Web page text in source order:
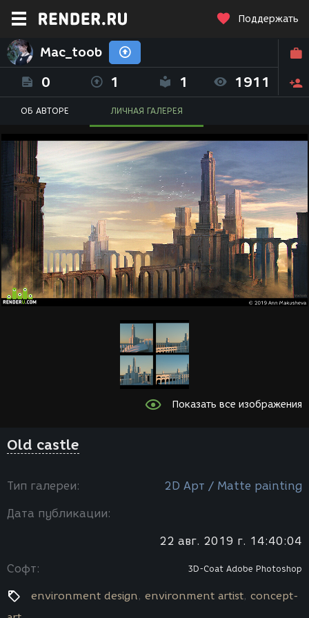
Поддержать
Mac_toob
0 1 1 1911
ОБ АВТОРЕ ЛИЧНАЯ ГАЛЕРЕЯ
Показать все изображения
Old castle
Тип галереи: 2D Арт / Мatte painting
Дата публикации:
22 авг. 2019 г. 14:40:04
Софт: 3D-Coat Adobe Photoshop
environment design environment artist concept-